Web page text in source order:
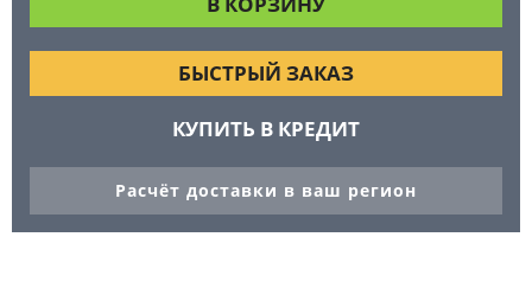
БЫСТРЫЙ ЗАКАЗ
КУПИТЬ В КРЕДИТ
Расчёт доставки в ваш регион